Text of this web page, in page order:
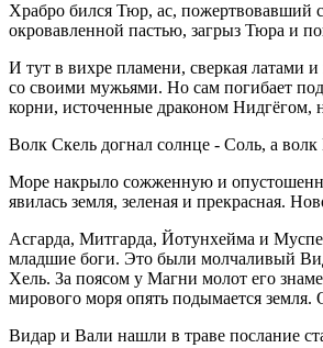
Храбро бился Тюр, ас, пожертвовавший
окровавленной пастью, загрыз Тюра и
И тут в вихре пламени, сверкая латами
со своими мужьями. Но сам погибает
корни, источенные драконом Нидгёгом,
Волк Скель догнал солнце - Соль, а
Море накрыло сожженную и
явилась земля, зеленая и прекрасная.
Асгарда, Митгарда, Йотунхейма и
младшие боги. Это были молчаливый
Хель. За поясом у Магни молот его
мирового моря опять подымается
Видар и Вали нашли в траве послание